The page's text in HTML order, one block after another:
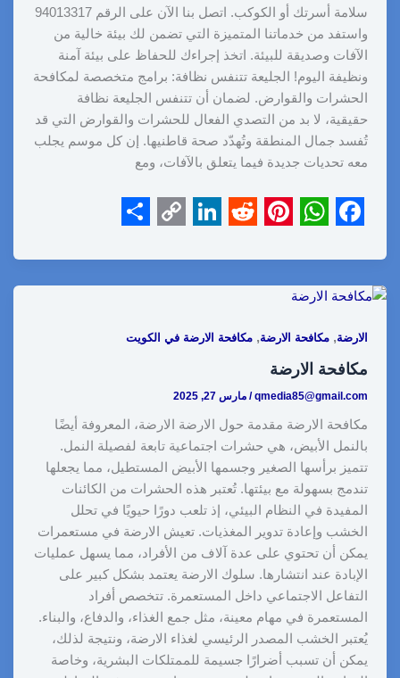
سلامة أسرتك أو الكوكب. اتصل بنا الآن على الرقم 94013317
واستفد من خدماتنا المتميزة التي تضمن لك بيئة خالية من
الآفات وصديقة للبيئة. اتخذ إجراءك للحفاظ على بيئة آمنة
ونظيفة اليوم! الجليعة تتنفس نظافة: برامج متخصصة لمكافحة
الحشرات والقوارض. لضمان أن تتنفس الجليعة نظافة
حقيقية، لا بد من التصدي الفعال للحشرات والقوارض التي قد
تُفسد جمال المنطقة وتُهدّد صحة قاطنيها. إن كل موسم يجلب
معه تحديات جديدة فيما يتعلق بالآفات، ومع
a
c
e
b
o
o
k
h
a
t
A
p
p
i
n
t
e
r
s
t
e
d
i
k
I
n
o
y
L
n
k
h
r
e
الارضة,مكافحة الارضة,مكافحة الارضة في الكويت
مكافحة الارضة
qmedia85@gmail.com
/مارس 27, 2025
مكافحة الارضة مقدمة حول الارضة الارضة، المعروفة أيضًا
بالنمل الأبيض، هي حشرات اجتماعية تابعة لفصيلة النمل.
تتميز برأسها الصغير وجسمها الأبيض المستطيل، مما يجعلها
تندمج بسهولة مع بيئتها. تُعتبر هذه الحشرات من الكائنات
المفيدة في النظام البيئي، إذ تلعب دورًا حيويًا في تحلل
الخشب وإعادة تدوير المغذيات. تعيش الارضة في مستعمرات
يمكن أن تحتوي على عدة آلاف من الأفراد، مما يسهل عمليات
الإبادة عند انتشارها. سلوك الارضة يعتمد بشكل كبير على
التفاعل الاجتماعي داخل المستعمرة. تتخصص أفراد
المستعمرة في مهام معينة، مثل جمع الغذاء، والدفاع، والبناء.
يُعتبر الخشب المصدر الرئيسي لغذاء الارضة، ونتيجة لذلك،
يمكن أن تسبب أضرارًا جسيمة للممتلكات البشرية، وخاصة